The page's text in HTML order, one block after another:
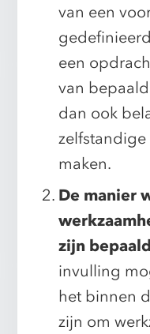
van een
een
van
dan ook
maken.
De manier
zijn
invulling
het binnen
zijn om